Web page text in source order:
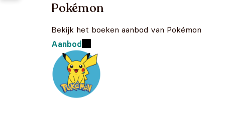
Pokémon
Bekijk het boeken aanbod van Pokémon
Aanbod